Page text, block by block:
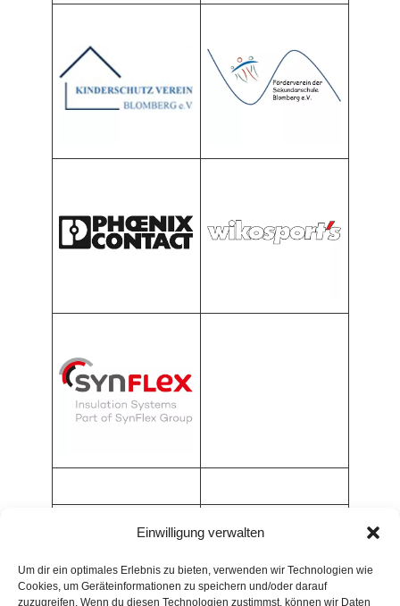
Einwilligung verwalten
Um dir ein optimales Erlebnis zu bieten, verwenden wir Technologien wie
Cookies, um Geräteinformationen zu speichern und/oder darauf
zuzugreifen. Wenn du diesen Technologien zustimmst, können wir Daten